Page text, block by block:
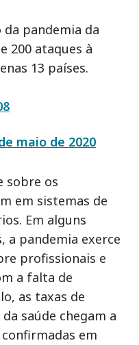
pandemia da
200 ataques à
13 países.
maio de 2020
sobre os
em sistemas de
Em alguns
a pandemia exerce
profissionais e
a falta de
as taxas de
saúde chegam a
em